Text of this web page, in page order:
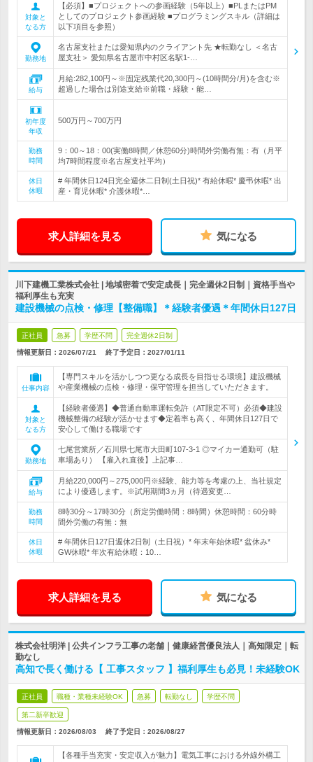
対象と
なる方
【必須】■プロジェクトへの参画経験（5年以上）■PLまたはPM
としてのプロジェクト参画経験 ■プログラミングスキル（詳細は
以下項目を参照）
勤務地
名古屋支社または愛知県内のクライアント先 ★転勤なし ＜名古
屋支社＞ 愛知県名古屋市中村区名駅1-…
給与
月給:282,100円～※固定残業代20,300円～(10時間分/月)を含む※
超過した場合は別途支給※前職・経験・能…
初年度
年収
500万円～700万円
勤務
時間
9：00～18：00(実働8時間／休憩60分)時間外労働有無：有（月平
均7時間程度※名古屋支社平均）
休日
休暇
# 年間休日124日完全週休二日制(土日祝)* 有給休暇* 慶弔休暇* 出
産・育児休暇* 介護休暇*…
求人詳細を見る 気になる
川下建機工業株式会社 | 地域密着で安定成長｜完全週休2日制｜資格手当や
福利厚生も充実
建設機械の点検・修理【整備職】＊経験者優遇＊年間休日127日
正社員 急募 学歴不問 完全週休2日制
情報更新日：2026/07/21 終了予定日： 2027/01/11
仕事内容
【専門スキルを活かしつつ更なる成長を目指せる環境】建設機械
や産業機械の点検・修理・保守管理を担当していただきます。
対象と
なる方
【経験者優遇】◆普通自動車運転免許（AT限定不可）必須◆建設
機械整備の経験が活かせます◆定着率も高く、年間休日127日で
安心して働ける職場です
勤務地
七尾営業所／石川県七尾市大田町107-3-1 ◎マイカー通勤可（駐
車場あり） 【雇入れ直後】上記事…
給与
月給220,000円～275,000円※経験、能力等を考慮の上、当社規定
により優遇します。※試用期間3ヵ月（待遇変更…
勤務
時間
8時30分～17時30分（所定労働時間：8時間）休憩時間：60分時
間外労働の有無：無
休日
休暇
# 年間休日127日週休2日制（土日祝）* 年末年始休暇* 盆休み*
GW休暇* 年次有給休暇：10…
求人詳細を見る 気になる
株式会社明洋 | 公共インフラ工事の老舗｜健康経営優良法人｜高知限定｜転
勤なし
高知で長く働ける【 工事スタッフ 】福利厚生も必見！未経験OK
正社員 職種・業種未経験OK 急募 転勤なし 学歴不問
第二新卒歓迎
情報更新日：2026/08/03 終了予定日： 2026/08/27
【各種手当充実・安定収入が魅力】電気工事における外線外構工